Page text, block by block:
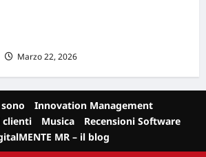
Marzo 22, 2026
Innovation Management
clienti
Musica
Recensioni Software
MR – il blog